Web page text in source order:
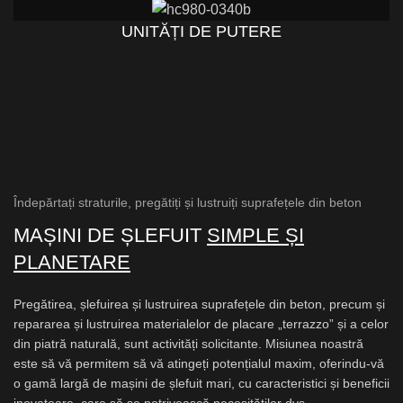
UNITĂȚI DE PUTERE
Îndepărtați straturile, pregătiți și lustruiți suprafețele din beton
MAȘINI DE ȘLEFUIT SIMPLE ȘI
PLANETARE
Pregătirea, șlefuirea și lustruirea suprafețele din beton, precum și
repararea și lustruirea materialelor de placare „terrazzo” și a celor
din piatră naturală, sunt activități solicitante. Misiunea noastră
este să vă permitem să vă atingeți potențialul maxim, oferindu-vă
o gamă largă de mașini de șlefuit mari, cu caracteristici și beneficii